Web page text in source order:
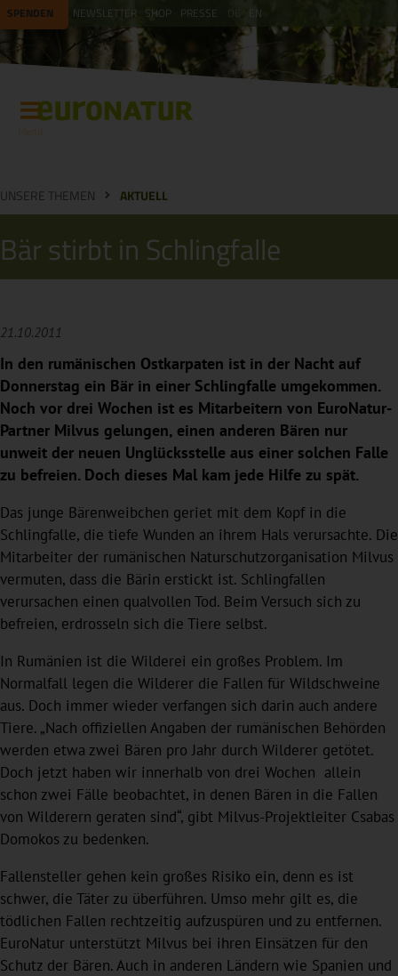
SPENDEN NEWSLETTER SHOP PRESSE EN
UNSERE THEMEN AKTUELL
Bär stirbt in Schlingfalle
21.10.2011
In den rumänischen Ostkarpaten ist in der Nacht auf
Donnerstag ein Bär in einer Schlingfalle umgekommen.
Noch vor drei Wochen ist es Mitarbeitern von EuroNatur-
Partner Milvus gelungen, einen anderen Bären nur
unweit der neuen Unglücksstelle aus einer solchen Falle
zu befreien. Doch dieses Mal kam jede Hilfe zu spät.
Das junge Bärenweibchen geriet mit dem Kopf in die
Schlingfalle, die tiefe Wunden an ihrem Hals verursachte. Die
Mitarbeiter der rumänischen Naturschutzorganisation Milvus
vermuten, dass die Bärin erstickt ist. Schlingfallen
verursachen einen qualvollen Tod. Beim Versuch sich zu
befreien, erdrosseln sich die Tiere selbst.
In Rumänien ist die Wilderei ein großes Problem. Im
Normalfall legen die Wilderer die Fallen für Wildschweine
aus. Doch immer wieder verfangen sich darin auch andere
Tiere. „Nach offiziellen Angaben der rumänischen Behörden
werden etwa zwei Bären pro Jahr durch Wilderer getötet.
Doch jetzt haben wir innerhalb von drei Wochen allein
schon zwei Fälle beobachtet, in denen Bären in die Fallen
von Wilderern geraten sind“, gibt Milvus-Projektleiter Csabas
Domokos zu bedenken.
Fallensteller gehen kein großes Risiko ein, denn es ist
schwer, die Täter zu überführen. Umso mehr gilt es, die
tödlichen Fallen rechtzeitig aufzuspüren und zu entfernen.
EuroNatur unterstützt Milvus bei ihren Einsätzen für den
Schutz der Bären. Auch in anderen Ländern wie Spanien und